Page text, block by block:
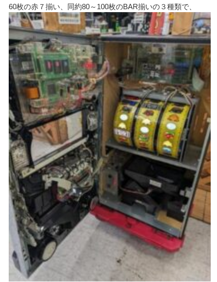
60枚の赤７揃い、同約80～100枚のBAR揃いの３種類で、